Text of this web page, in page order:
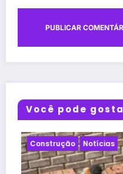
Você pode
Notícias